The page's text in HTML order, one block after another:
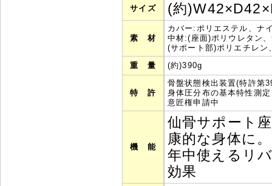
サイズ (約
素 材
カバー:ポリエステル、ナ
中材:(座面)ポリウレタン
(サポート部)ポリエチレン
重 量
(約)390g
特 許
骨盤状態検出装置(特許第
身体圧分布の基本特性測
意匠権申請中
機 能
仙骨サポート
康的な身体に。
年中使えるリ
効果